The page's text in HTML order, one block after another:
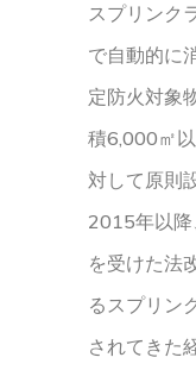
スプリンク
で自動的に
定防火対象
積6,000㎡
対して原則
2015年以降
を受けた法
るスプリン
されてきた